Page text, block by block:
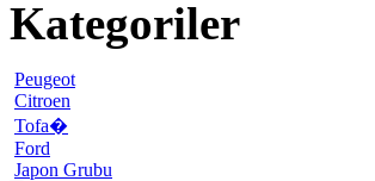
Kategoriler
Peugeot
Citroen
Tofa�
Ford
Japon Grubu